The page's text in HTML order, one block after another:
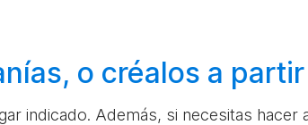
o créalos a
indicado. Además, si necesitas